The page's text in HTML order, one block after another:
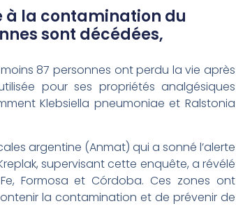
à la contamination du
sont décédées,
87 personnes ont perdu la vie après
pour ses propriétés analgésiques
Klebsiella pneumoniae et Ralstonia
argentine (Anmat) qui a sonné l’alerte
supervisant cette enquête, a révélé
Formosa et Córdoba. Ces zones ont
la contamination et de prévenir de